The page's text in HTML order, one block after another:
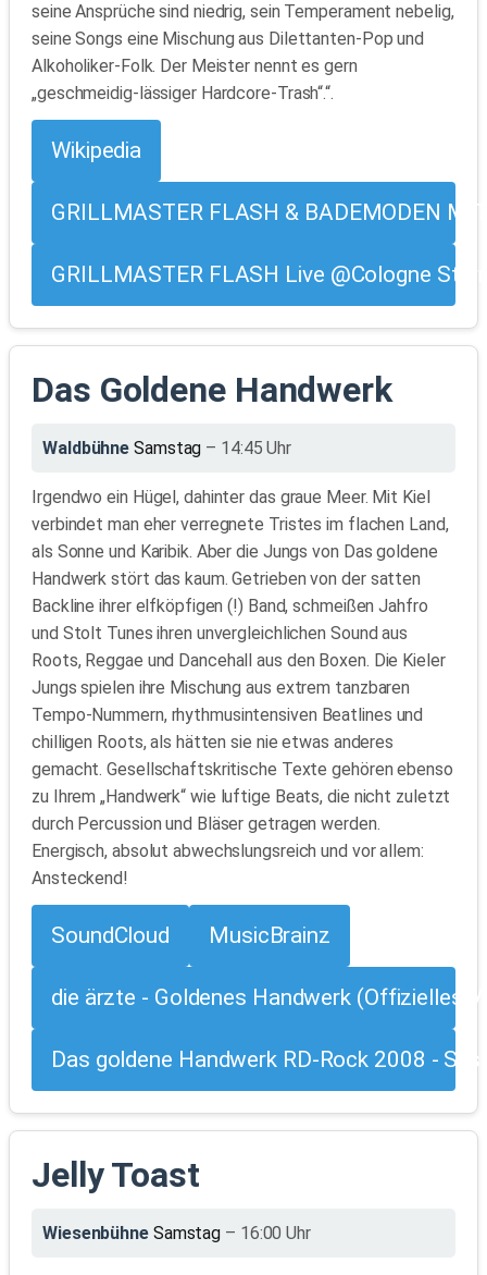
seine Ansprüche sind niedrig, sein Temperament nebelig,
seine Songs eine Mischung aus Dilettanten-Pop und
Alkoholiker-Folk. Der Meister nennt es gern
„geschmeidig-lässiger Hardcore-Trash“.“.
Wikipedia
GRILLMASTER FLASH & BADEMODEN
GRILLMASTER FLASH Live @Cologne
Das Goldene Handwerk
Waldbühne Samstag – 14:45 Uhr
Irgendwo ein Hügel, dahinter das graue Meer. Mit Kiel
verbindet man eher verregnete Tristes im flachen Land,
als Sonne und Karibik. Aber die Jungs von Das goldene
Handwerk stört das kaum. Getrieben von der satten
Backline ihrer elfköpfigen (!) Band, schmeißen Jahfro
und Stolt Tunes ihren unvergleichlichen Sound aus
Roots, Reggae und Dancehall aus den Boxen. Die Kieler
Jungs spielen ihre Mischung aus extrem tanzbaren
Tempo-Nummern, rhythmusintensiven Beatlines und
chilligen Roots, als hätten sie nie etwas anderes
gemacht. Gesellschaftskritische Texte gehören ebenso
zu Ihrem „Handwerk“ wie luftige Beats, die nicht zuletzt
durch Percussion und Bläser getragen werden.
Energisch, absolut abwechslungsreich und vor allem:
Ansteckend!
SoundCloud MusicBrainz
die ärzte - Goldenes Handwerk (Offizielles
Das goldene Handwerk RD-Rock 2008 -
Jelly Toast
Wiesenbühne Samstag – 16:00 Uhr